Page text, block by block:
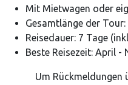
Mit Mietwagen oder
Gesamtlänge der Tour:
Reisedauer: 7 Tage
Beste Reisezeit: April -
Um Rückmeldungen